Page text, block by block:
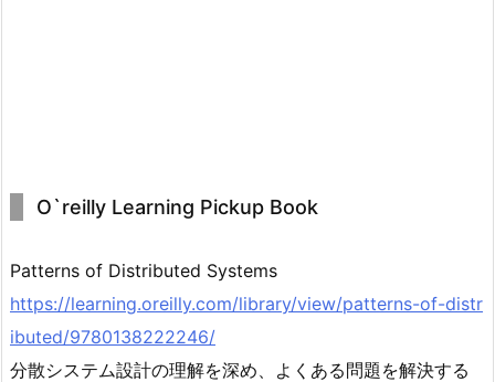
O`reilly Learning Pickup Book
Patterns of Distributed Systems
https://learning.oreilly.com/library/view/patterns-of-distr
ibuted/9780138222246/
分散システム設計の理解を深め、よくある問題を解決する